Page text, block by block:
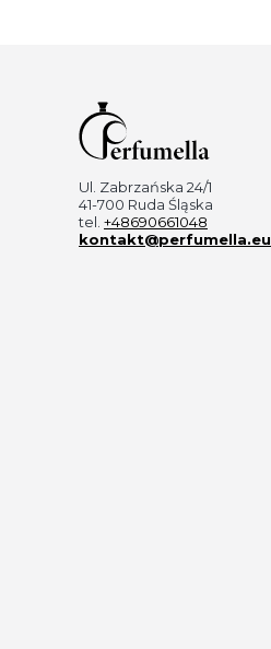
Ul. Zabrzańska 24/1
41-700 Ruda Śląska
tel. +48690661048
kontakt@perfumella.eu